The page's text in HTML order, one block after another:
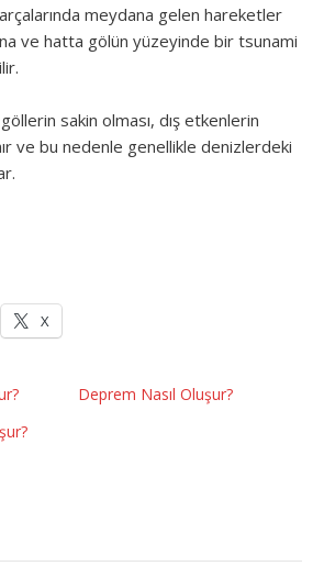
meydana gelen hareketler
ve hatta gölün yüzeyinde bir tsunami
sakin olması, dış etkenlerin
ve bu nedenle genellikle denizlerdeki
X
Deprem Nasıl Oluşur?